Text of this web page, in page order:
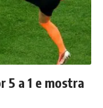
5 a 1 e mostra